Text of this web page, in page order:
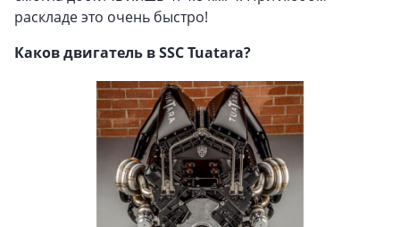
раскладе это очень быстро!
Каков двигатель в SSC Tuatara?